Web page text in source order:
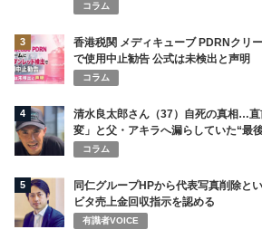
コラム
3
香港税関 メディキューブ PDRNクリ
で使用中止勧告 公式は未検出と声明
コラム
4
清水良太郎さん（37）自死の真相…
変」と父・アキラへ漏らしていた“最
コラム
5
同仁グループHPから代表写真削除と
ビタ売上金回収指示を認める
有識者VOICE